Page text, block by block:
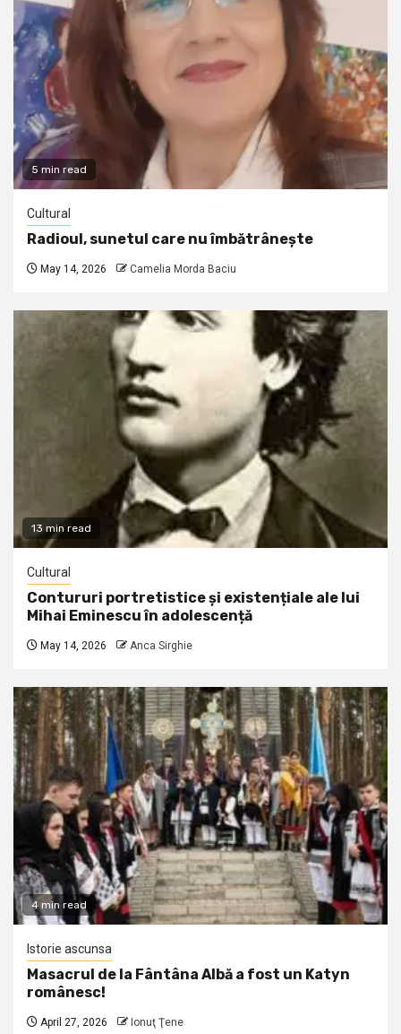
5 min read
Cultural
Radioul, sunetul care nu îmbătrânește
May 14, 2026 Camelia Morda Baciu
13 min read
Cultural
Contururi portretistice și existențiale ale lui
Mihai Eminescu în adolescență
May 14, 2026 Anca Sirghie
4 min read
Istorie ascunsa
Masacrul de la Fântâna Albă a fost un Katyn
românesc!
April 27, 2026 Ionuţ Ţene